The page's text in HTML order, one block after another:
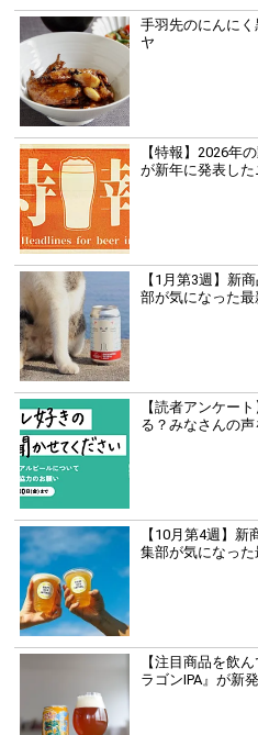
手羽先のにんに
ヤ
【特報】2026年
が新年に発表した
【1月第3週】新
部が気になった最
【読者アンケー
る？みなさんの声
【10月第4週】
集部が気になった
【注目商品を飲
ラゴンIPA』が新